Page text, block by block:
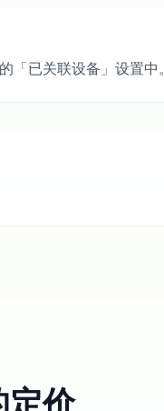
「已关联设备」设置中
定价